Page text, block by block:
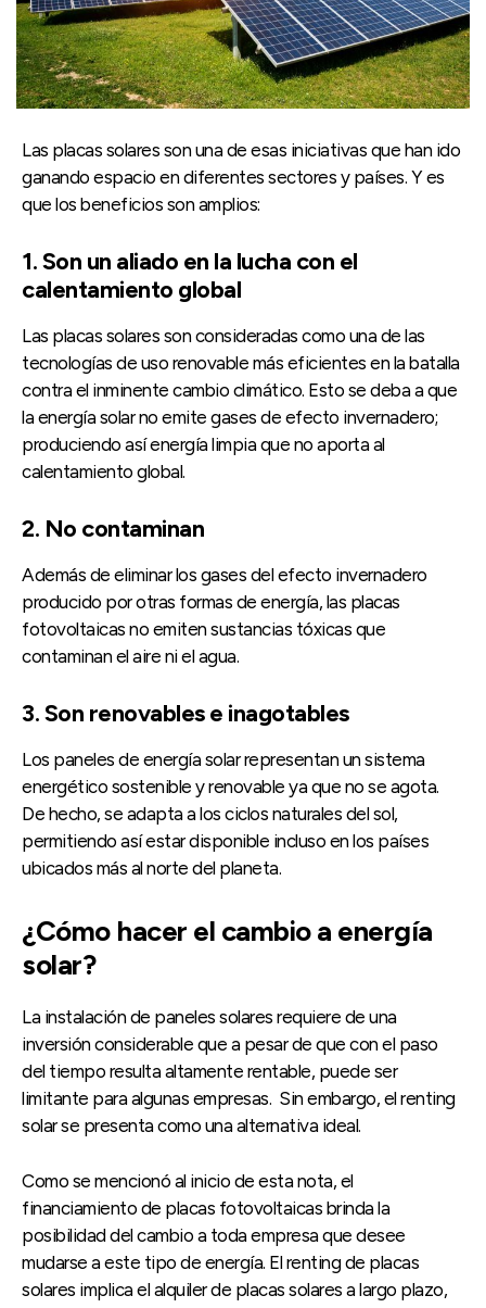
Las placas solares son una de esas iniciativas que han ido
ganando espacio en diferentes sectores y países. Y es
que los beneficios son amplios:
1. Son un aliado en la lucha con el
calentamiento global
Las placas solares son consideradas como una de las
tecnologías de uso renovable más eficientes en la batalla
contra el inminente cambio climático. Esto se deba a que
la energía solar no emite gases de efecto invernadero;
produciendo así energía limpia que no aporta al
calentamiento global.
2. No contaminan
Además de eliminar los gases del efecto invernadero
producido por otras formas de energía, las placas
fotovoltaicas no emiten sustancias tóxicas que
contaminan el aire ni el agua.
3. Son renovables e inagotables
Los paneles de energía solar representan un sistema
energético sostenible y renovable ya que no se agota.
De hecho, se adapta a los ciclos naturales del sol,
permitiendo así estar disponible incluso en los países
ubicados más al norte del planeta.
¿Cómo hacer el cambio a energía
solar?
La instalación de paneles solares requiere de una
inversión considerable que a pesar de que con el paso
del tiempo resulta altamente rentable, puede ser
limitante para algunas empresas. Sin embargo, el renting
solar se presenta como una alternativa ideal.
Como se mencionó al inicio de esta nota, el
financiamiento de placas fotovoltaicas brinda la
posibilidad del cambio a toda empresa que desee
mudarse a este tipo de energía. El renting de placas
solares implica el alquiler de placas solares a largo plazo,